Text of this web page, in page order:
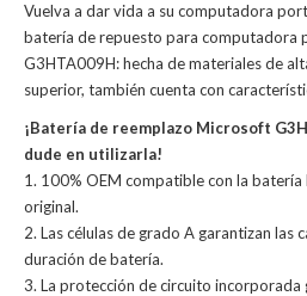
Vuelva a dar vida a su computadora
batería de repuesto para computadora
G3HTA009H: hecha de materiales de
superior, también cuenta con
¡Batería de reemplazo Microsoft
dude en utilizarla!
1. 100% OEM compatible con la
original.
2. Las células de grado A garantizan las
duración de batería.
3. La protección de circuito incorporada